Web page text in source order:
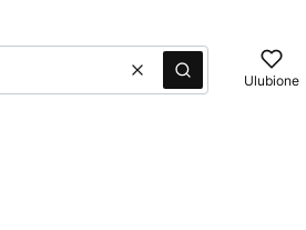
WyczyśćSzukaj Ulubione